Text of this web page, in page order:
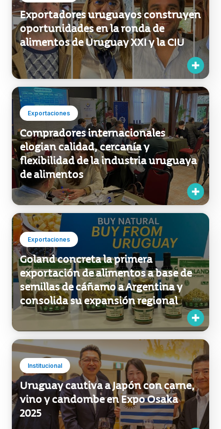
alimentos de Uruguay XXI y la CIU
Exportaciones
Compradores internacionales
elogian calidad, cercanía y
flexibilidad de la industria uruguaya
de alimentos
Exportaciones
Goland concreta la primera
exportación de alimentos a base de
semillas de cáñamo a Argentina y
consolida su expansión regional
Institucional
Uruguay cautiva a Japón con carne,
vino y candombe en Expo Osaka
2025